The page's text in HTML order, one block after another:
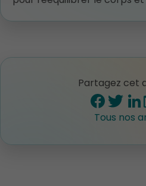
Partagez cet
Tous nos